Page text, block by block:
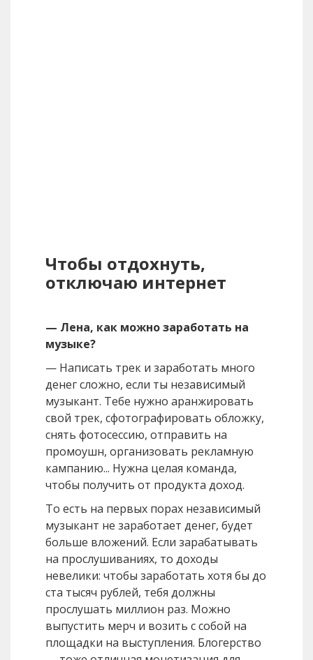
Чтобы отдохнуть,
отключаю интернет
— Лена, как можно заработать на
музыке?
— Написать трек и заработать много
денег сложно, если ты независимый
музыкант. Тебе нужно аранжировать
свой трек, сфотографировать обложку,
снять фотосессию, отправить на
промоушн, организовать рекламную
кампанию... Нужна целая команда,
чтобы получить от продукта доход.
То есть на первых порах независимый
музыкант не заработает денег, будет
больше вложений. Если зарабатывать
на прослушиваниях, то доходы
невелики: чтобы заработать хотя бы до
ста тысяч рублей, тебя должны
прослушать миллион раз. Можно
выпустить мерч и возить с собой на
площадки на выступления. Блогерство